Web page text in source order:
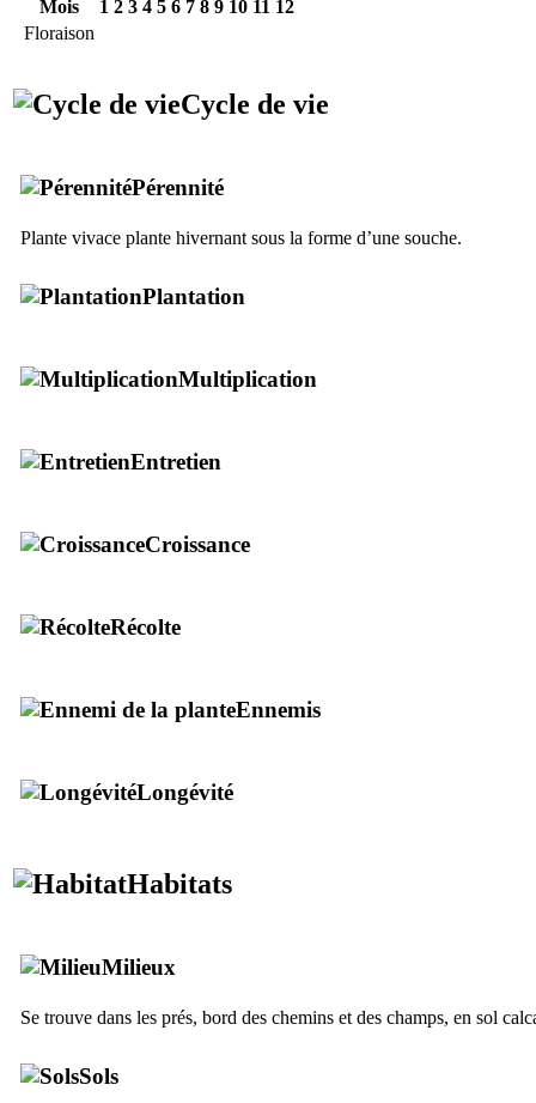
Mois 1 2 3 4 5 6 7 8 9 10 11 12
Floraison
Cycle de vie
Pérennité
Plante vivace plante hivernant sous la forme d’une souche.
Plantation
Multiplication
Entretien
Croissance
Récolte
Ennemis
Longévité
Habitats
Milieux
Se trouve dans les prés, bord des chemins et des champs, en sol
Sols